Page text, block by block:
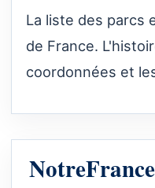
La liste des parcs
de France.
coordonnées et
NotreFrance